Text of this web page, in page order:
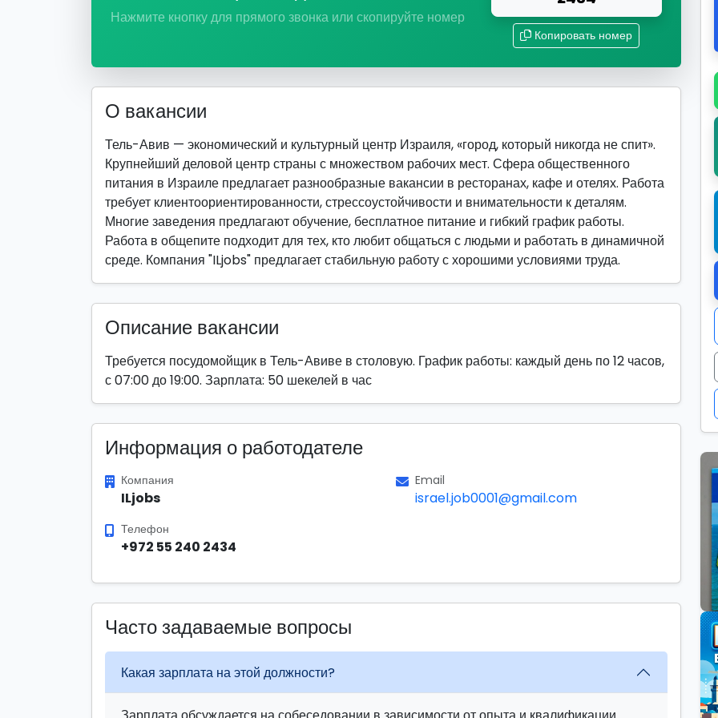
Нажмите кнопку для прямого звонка или скопируйте номер
Копировать номер
О вакансии
Тель-Авив — экономический и культурный центр Израиля, «город, который никогда не спит».
Крупнейший деловой центр страны с множеством рабочих мест. Сфера общественного
питания в Израиле предлагает разнообразные вакансии в ресторанах, кафе и отелях. Работа
требует клиентоориентированности, стрессоустойчивости и внимательности к деталям.
Многие заведения предлагают обучение, бесплатное питание и гибкий график работы.
Работа в общепите подходит для тех, кто любит общаться с людьми и работать в динамичной
среде. Компания "ILjobs" предлагает стабильную работу с хорошими условиями труда.
Описание вакансии
Требуется посудомойщик в Тель-Авиве в столовую. График работы: каждый день по 12 часов,
с 07:00 до 19:00. Зарплата: 50 шекелей в час
Информация о работодателе
Компания
ILjobs
Email
israel.job0001@gmail.com
Телефон
+972 55 240 2434
Часто задаваемые вопросы
Какая зарплата на этой должности?